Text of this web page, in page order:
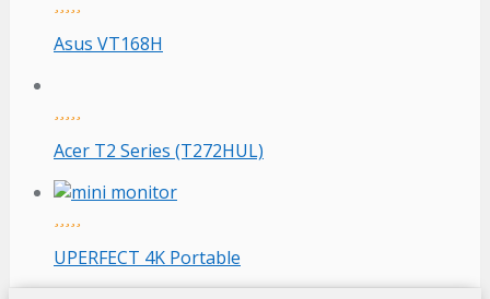
Asus VT168H
Acer T2 Series (T272HUL)
UPERFECT 4K Portable